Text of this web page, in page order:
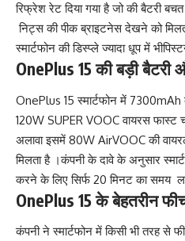
रिफ्रेश रेट दिया गया है जो की बैटरी
निट्स की पीक ब्राइटनेस देखने को
स्मार्टफोन की डिस्प्ले ज्यादा धूप में
OnePlus 15 की बड़ी बैटरी
OnePlus 15 स्मार्टफोन में 7300mAh
120W SUPER VOOC वायरस फास्ट
अलावा इसमें 80W AirVOOCकी
मिलता है ।कंपनी के दावे के अनुसार
करने के लिए सिर्फ 20 मिनट का समय
OnePlus 15 के बेहतरीन
कंपनी ने स्मार्टफोन में किसी भी तरह से